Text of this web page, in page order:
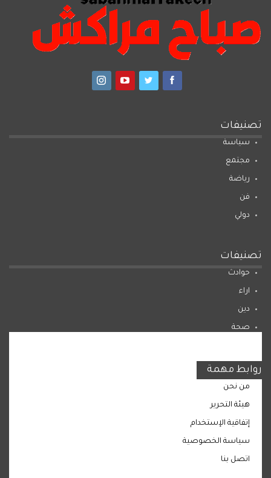
تصنيفات
سياسة
مجتمع
رياضة
فن
دولي
تصنيفات
حوادث
اراء
دين
صحة
روابط مهمة
من نحن
هيئة التحرير
إتفاقية الإستخدام
سياسة الخصوصية
اتصل بنا